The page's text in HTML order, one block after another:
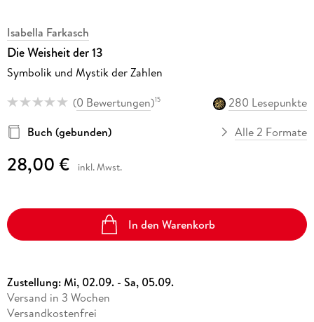
Isabella Farkasch
Die Weisheit der 13
Symbolik und Mystik der Zahlen
(0 Bewertungen)15
280 Lesepunkte
Buch (gebunden)
Alle 2 Formate
28,00 € inkl. Mwst.
In den Warenkorb
Zustellung:Mi, 02.09. - Sa, 05.09.
Versand in 3 Wochen
Versandkostenfrei